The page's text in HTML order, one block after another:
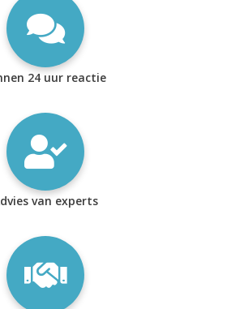
24 uur reactie
van experts